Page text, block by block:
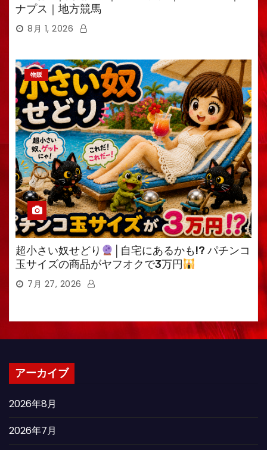
ナプス｜地方競馬
8月 1, 2026
物販
超小さい奴せどり
│自宅にあるかも!? パチンコ
玉サイズの商品がヤフオクで3万円
7月 27, 2026
アーカイブ
2026年8月
2026年7月